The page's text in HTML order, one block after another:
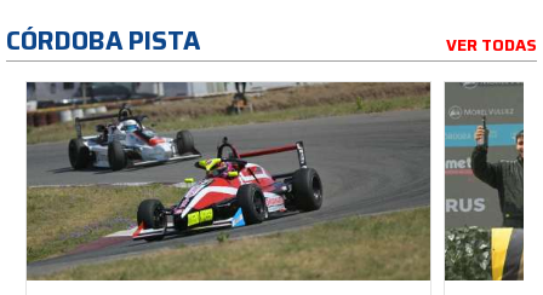
CÓRDOBA PISTA VER TODAS